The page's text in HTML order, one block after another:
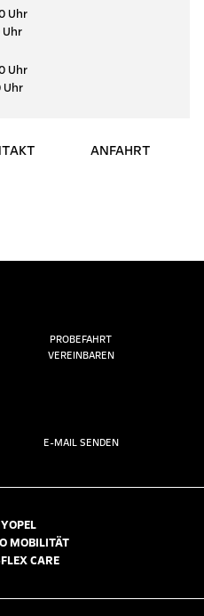
Uhr
Uhr
Uhr
Uhr
ANFAHRT
PROBEFAHRT
VEREINBAREN
E-MAIL SENDEN
MOBILITÄT
CARE